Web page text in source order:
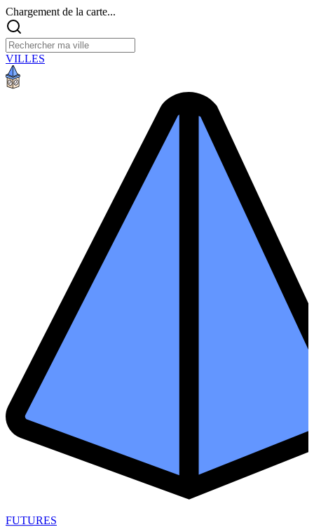
Chargement de la carte...
VILLES
FUTURES